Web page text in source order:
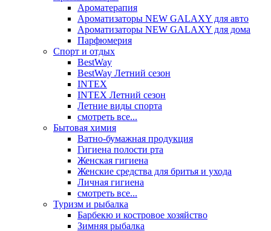
Ароматерапия
Ароматизаторы NEW GALAXY для авто
Ароматизаторы NEW GALAXY для дома
Парфюмерия
Спорт и отдых
BestWay
BestWay Летний сезон
INTEX
INTEX Летний сезон
Летние виды спорта
смотреть все...
Бытовая химия
Ватно-бумажная продукция
Гигиена полости рта
Женская гигиена
Женские средства для бритья и ухода
Личная гигиена
смотреть все...
Туризм и рыбалка
Барбекю и костровое хозяйство
Зимняя рыбалка